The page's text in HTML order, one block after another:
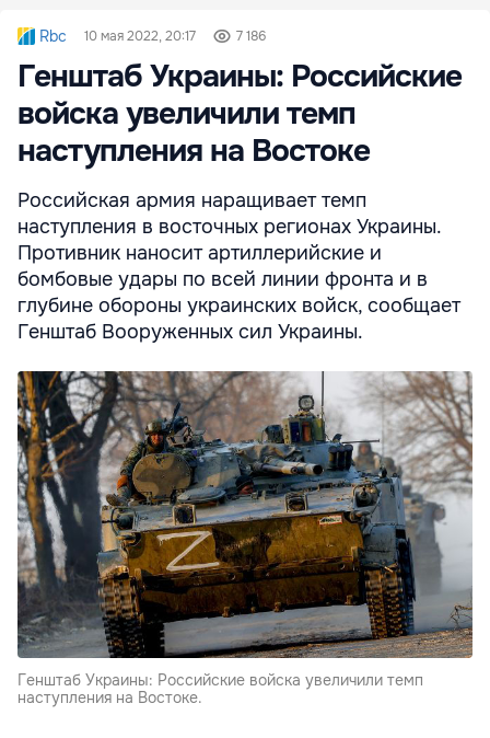
Rbc 10 мая 2022, 20:17 7 186
Генштаб Украины: Российские
войска увеличили темп
наступления на Востоке
Российская армия наращивает темп
наступления в восточных регионах Украины.
Противник наносит артиллерийские и
бомбовые удары по всей линии фронта и в
глубине обороны украинских войск, сообщает
Генштаб Вооруженных сил Украины.
Генштаб Украины: Российские войска увеличили темп
наступления на Востоке.